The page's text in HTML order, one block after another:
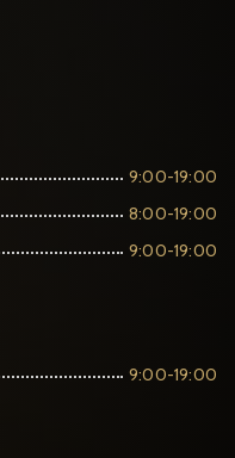
9:00-19:00
8:00-19:00
9:00-19:00
9:00-19:00